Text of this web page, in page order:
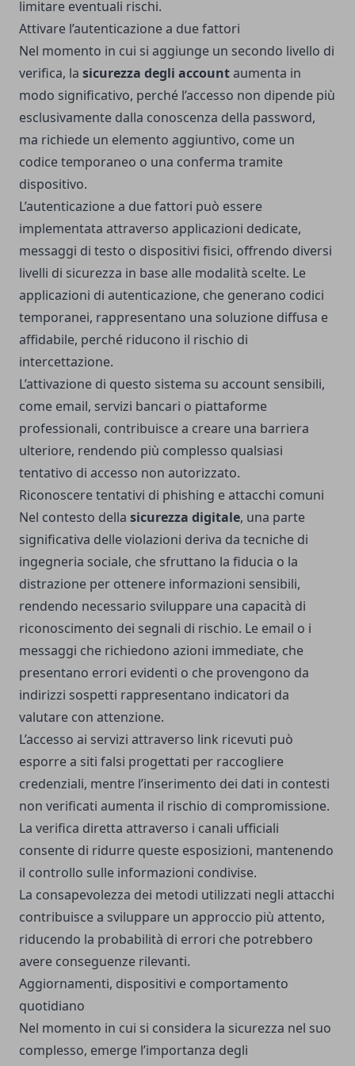
limitare eventuali rischi.
Attivare l’autenticazione a due fattori
Nel momento in cui si aggiunge un secondo livello di
verifica, la sicurezza degli accountaumenta in
modo significativo, perché l’accesso non dipende più
esclusivamente dalla conoscenza della password,
ma richiede un elemento aggiuntivo, come un
codice temporaneo o una conferma tramite
dispositivo.
L’autenticazione a due fattori può essere
implementata attraverso applicazioni dedicate,
messaggi di testo o dispositivi fisici, offrendo diversi
livelli di sicurezza in base alle modalità scelte. Le
applicazioni di autenticazione, che generano codici
temporanei, rappresentano una soluzione diffusa e
affidabile, perché riducono il rischio di
intercettazione.
L’attivazione di questo sistema su account sensibili,
come email, servizi bancari o piattaforme
professionali, contribuisce a creare una barriera
ulteriore, rendendo più complesso qualsiasi
tentativo di accesso non autorizzato.
Riconoscere tentativi di phishing e attacchi comuni
Nel contesto della sicurezza digitale, una parte
significativa delle violazioni deriva da tecniche di
ingegneria sociale, che sfruttano la fiducia o la
distrazione per ottenere informazioni sensibili,
rendendo necessario sviluppare una capacità di
riconoscimento dei segnali di rischio. Le email o i
messaggi che richiedono azioni immediate, che
presentano errori evidenti o che provengono da
indirizzi sospetti rappresentano indicatori da
valutare con attenzione.
L’accesso ai servizi attraverso link ricevuti può
esporre a siti falsi progettati per raccogliere
credenziali, mentre l’inserimento dei dati in contesti
non verificati aumenta il rischio di compromissione.
La verifica diretta attraverso i canali ufficiali
consente di ridurre queste esposizioni, mantenendo
il controllo sulle informazioni condivise.
La consapevolezza dei metodi utilizzati negli attacchi
contribuisce a sviluppare un approccio più attento,
riducendo la probabilità di errori che potrebbero
avere conseguenze rilevanti.
Aggiornamenti, dispositivi e comportamento
quotidiano
Nel momento in cui si considera la sicurezza nel suo
complesso, emerge l’importanza degli